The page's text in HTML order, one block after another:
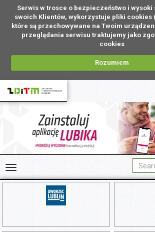
Serwis w trosce o bezpieczeństwo i wysoki
swoich Klientów, wykorzystuje pliki cookies
które są przechowywane na Twoim
przeglądania serwisu traktujemy jako
cookies
Rozumiem